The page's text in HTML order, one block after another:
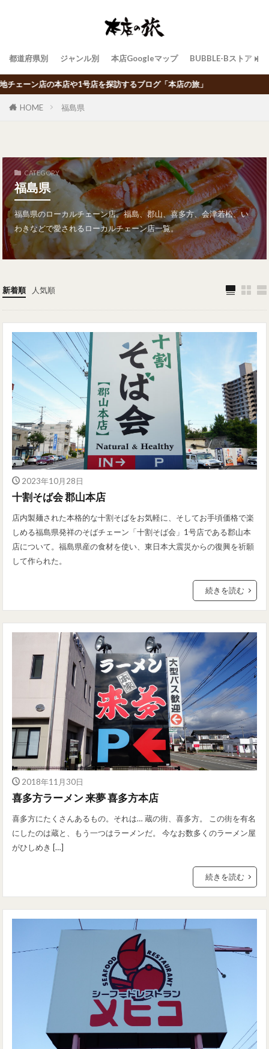
都道府県別 ジャンル別 本店Googleマップ BUBBLE-Bストア
号店を探訪するブログ「本店の旅」
HOME 福島県
CATEGORY
福島県
福島県のローカルチェーン店。福島、郡山、喜多方、会津若松、い
わきなどで愛されるローカルチェーン店一覧。
新着順 人気順
2023年10月28日
十割そば会 郡山本店
店内製麺された本格的な十割そばをお気軽に、そしてお手頃価格で楽
しめる福島県発祥のそばチェーン「十割そば会」1号店である郡山本
店について。福島県産の食材を使い、東日本大震災からの復興を祈願
して作られた。
続きを読む
2018年11月30日
喜多方ラーメン 来夢 喜多方本店
喜多方にたくさんあるもの。それは… 蔵の街、喜多方。 この街を有名
にしたのは蔵と、もう一つはラーメンだ。 今なお数多くのラーメン屋
がひしめき […]
続きを読む